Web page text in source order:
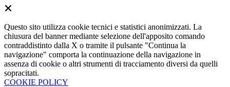
Questo sito utilizza cookie tecnici e statistici anonimizzati. La
chiusura del banner mediante selezione dell'apposito comando
contraddistinto dalla X o tramite il pulsante "Continua la
navigazione" comporta la continuazione della navigazione in
assenza di cookie o altri strumenti di tracciamento diversi da quelli
sopracitati.
COOKIE POLICY